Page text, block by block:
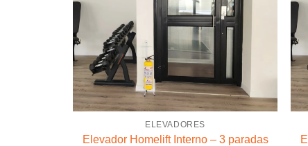
ELEVADORES
Elevador Homelift Interno – 3 paradas